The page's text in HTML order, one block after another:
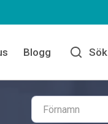
Blogg Sök